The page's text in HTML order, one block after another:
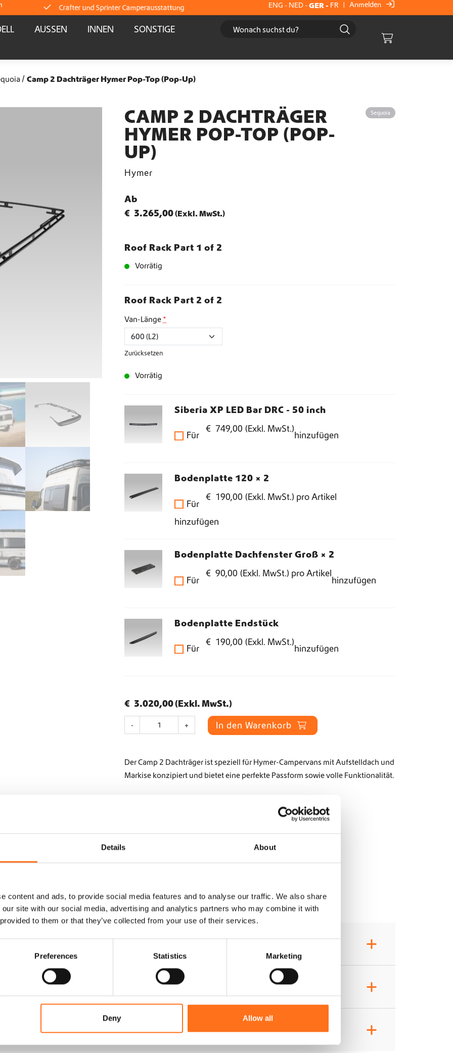
Details About
content and ads, to provide social media features and to analyse our traffic. We also share
site with our social media, advertising and analytics partners who may combine it with
to them or that they’ve collected from your use of their services.
Preferences Statistics Marketing
Deny Allow all
Crafter und Sprinter Camperausstattung
Lieferung direkt ab Lager
Weltweiter Versand
Lieferung direkt ab Lager
Weltweiter Versand
ENG - NED -GER - FR | Anmelden
AUSSEN INNEN
SONSTIGE
Cart
Camp 2 Dachträger Hymer Pop-Top (Pop-Up)
CAMP 2 DACHTRÄGER
HYMER POP-TOP (POP-
UP)
Sequoia
Hymer
Ab
€ 3.265,00(Exkl. MwSt.)
Roof Rack Part 1 of 2
Vorrätig
Roof Rack Part 2 of 2
Van-Länge *
Zurücksetzen
Vorrätig
Siberia XP LED Bar DRC - 50 inch
Für
€ 749,00 (Exkl. MwSt.)
hinzufügen
Bodenplatte 120 × 2
Für
€ 190,00 (Exkl. MwSt.) pro Artikel
hinzufügen
Bodenplatte Dachfenster Groß × 2
Für
€ 90,00 (Exkl. MwSt.) pro Artikel
hinzufügen
Bodenplatte Endstück
Für
€ 190,00 (Exkl. MwSt.)
hinzufügen
€ 3.020,00(Exkl. MwSt.)
-
2
D
g
m
e
r
p
(
+ In den Warenkorb
Der Camp 2 Dachträger ist speziell für Hymer-Campervans mit Aufstelldach und
Markise konzipiert und bietet eine perfekte Passform sowie volle Funktionalität.
+
+
+